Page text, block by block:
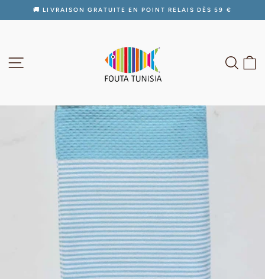
Diaporama
🚚 LIVRAISON GRATUITE EN POINT RELAIS DÈS 59 €